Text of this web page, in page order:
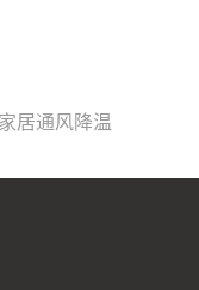
居通风降温